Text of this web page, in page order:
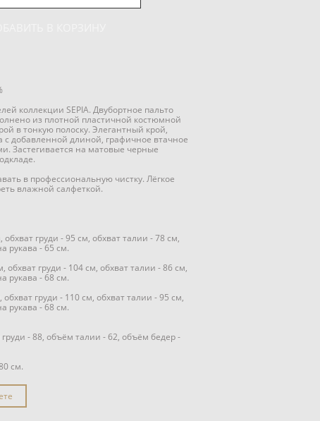
коллекции SEPIA. Двубортное пальто
из плотной пластичной костюмной
в тонкую полоску. Элегантный крой,
с добавленной длиной, графичное втачное
Застегивается на матовые черные
в профессиональную чистку. Лёгкое
влажной салфеткой.
груди - 95 см, обхват талии - 78 см,
рукава - 65 см.
обхват груди - 104 см, обхват талии - 86 см,
рукава - 68 см.
груди - 110 см, обхват талии - 95 см,
рукава - 68 см.
- 88, объём талии - 62, объём бедер -
см.